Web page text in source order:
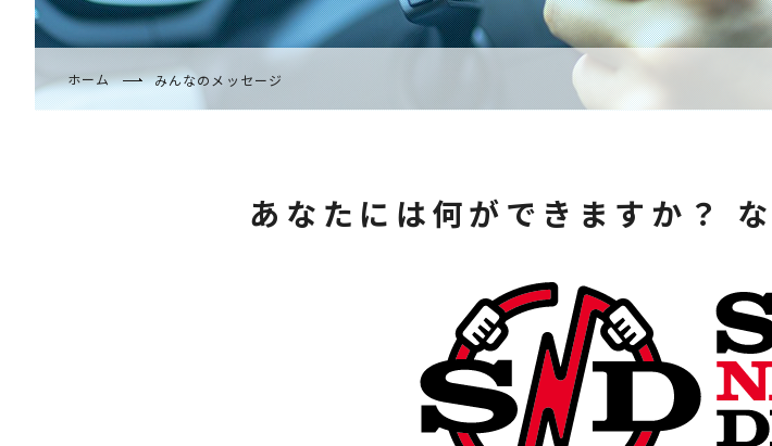
ホーム みんなのメッセージ
あなたには何ができますか？